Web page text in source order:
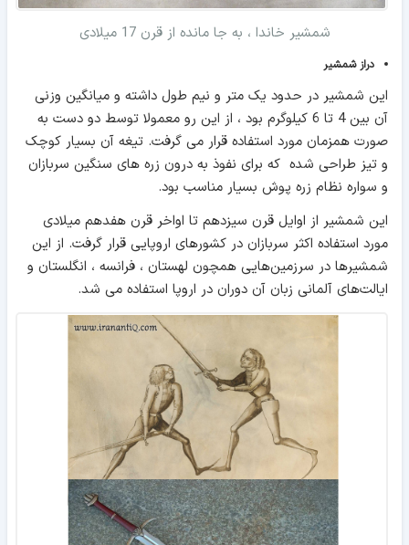
شمشیر خاندا ، به جا مانده از قرن 17 میلادی
دراز شمشیر
این شمشیر در حدود یک متر و نیم طول داشته و میانگین وزنی
آن بین 4 تا 6 کیلوگرم بود ، از این رو معمولا توسط دو دست به
صورت همزمان مورد استفاده قرار می گرفت. تیغه آن بسیار کوچک
و تیز طراحی شده که برای نفوذ به درون زره های سنگین سربازان
و سواره نظام زره پوش بسیار مناسب بود.
این شمشیر از اوایل قرن سیزدهم تا اواخر قرن هفدهم میلادی
مورد استفاده اکثر سربازان در کشورهای اروپایی قرار گرفت. از این
شمشیرها در سرزمین‌هایی همچون لهستان ، فرانسه ، انگلستان و
ایالت‌های آلمانی زبان آن دوران در اروپا استفاده می شد.